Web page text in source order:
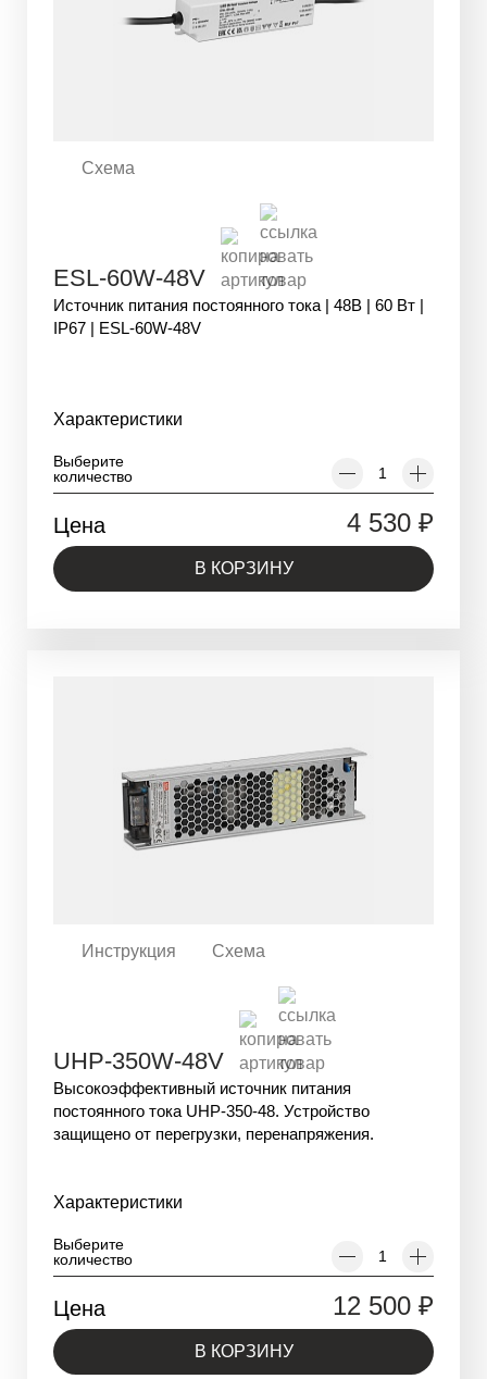
Схема
ESL-60W-48V
Источник питания постоянного тока | 48В | 60 Вт |
IP67 | ESL-60W-48V
Характеристики
Выберите
количество
Цена 4 530 ₽
В КОРЗИНУ
Инструкция Схема
UHP-350W-48V
Высокоэффективный источник питания
постоянного тока UHP-350-48. Устройство
защищено от перегрузки, перенапряжения.
Характеристики
Выберите
количество
Цена 12 500 ₽
В КОРЗИНУ